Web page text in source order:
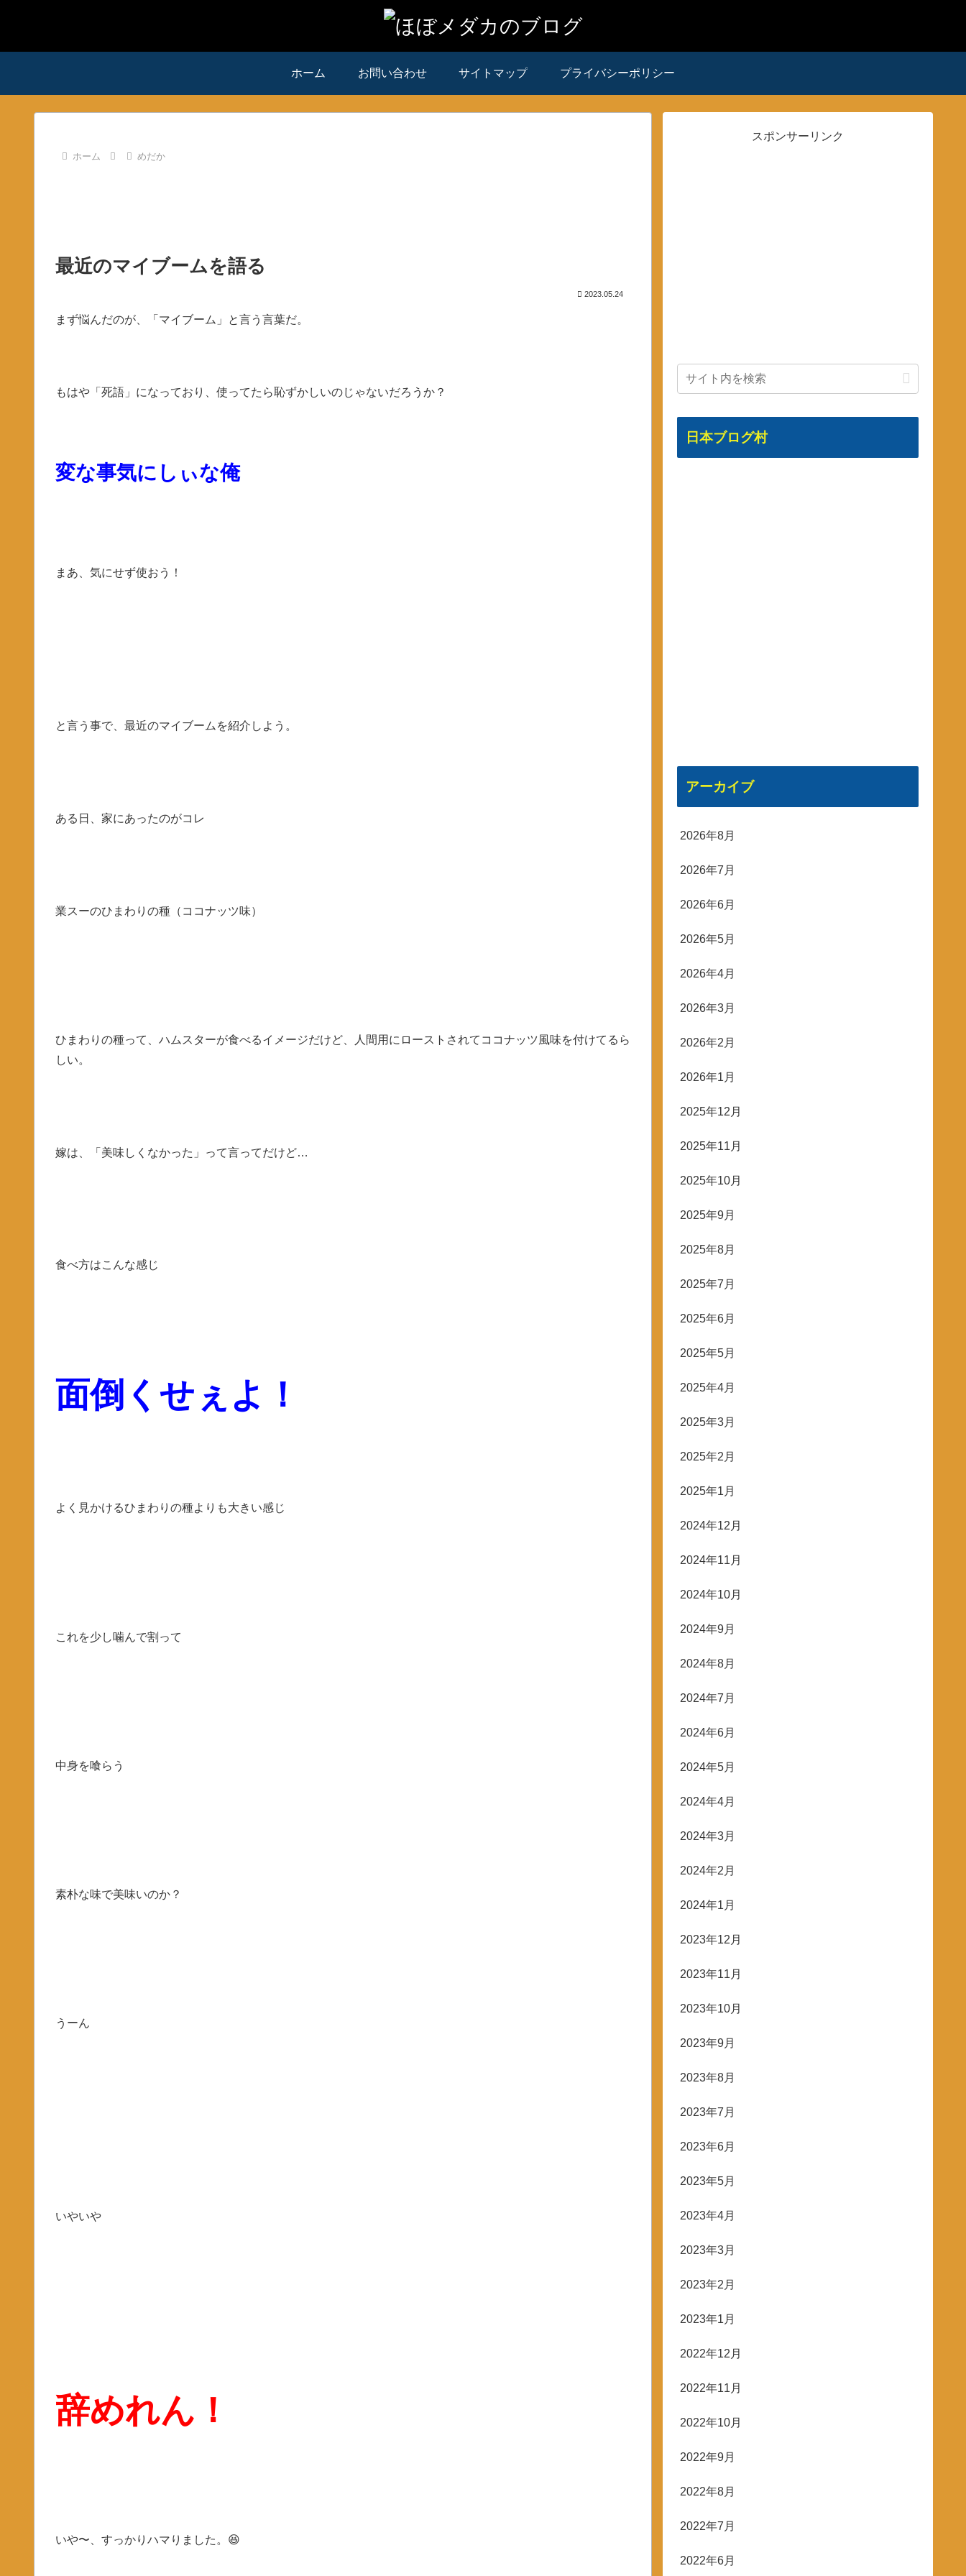
ホーム お問い合わせ サイトマップ プライバシーポリシー
ホーム めだか
最近のマイブームを語る
2023.05.24
まず悩んだのが、「マイブーム」と言う言葉だ。
もはや「死語」になっており、使ってたら恥ずかしいのじゃないだろうか？
変な事気にしぃな俺
まあ、気にせず使おう！
と言う事で、最近のマイブームを紹介しよう。
ある日、家にあったのがコレ
業スーのひまわりの種（ココナッツ味）
ひまわりの種って、ハムスターが食べるイメージだけど、人間用にローストされてココナッツ風味を付けてるら
しい。
嫁は、「美味しくなかった」って言ってだけど…
食べ方はこんな感じ
面倒くせぇよ！
よく見かけるひまわりの種よりも大きい感じ
これを少し噛んで割って
中身を喰らう
素朴な味で美味いのか？
うーん
いやいや
辞めれん！
いや〜、すっかりハマりました。😆
スポンサーリンク
日本ブログ村
アーカイブ
2026年8月
2026年7月
2026年6月
2026年5月
2026年4月
2026年3月
2026年2月
2026年1月
2025年12月
2025年11月
2025年10月
2025年9月
2025年8月
2025年7月
2025年6月
2025年5月
2025年4月
2025年3月
2025年2月
2025年1月
2024年12月
2024年11月
2024年10月
2024年9月
2024年8月
2024年7月
2024年6月
2024年5月
2024年4月
2024年3月
2024年2月
2024年1月
2023年12月
2023年11月
2023年10月
2023年9月
2023年8月
2023年7月
2023年6月
2023年5月
2023年4月
2023年3月
2023年2月
2023年1月
2022年12月
2022年11月
2022年10月
2022年9月
2022年8月
2022年7月
2022年6月